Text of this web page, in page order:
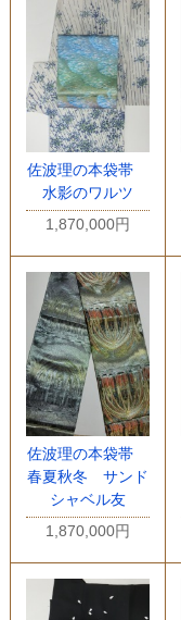
佐波理の本袋帯
水影のワルツ
1,870,000円
佐波理の本袋帯
春夏秋冬 サンド
シャベル友
1,870,000円